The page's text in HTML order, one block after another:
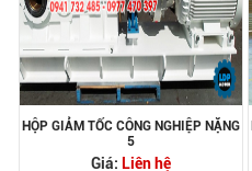
HỘP GIẢM TỐC CÔNG NGHIỆP NẶNG
5
Giá: Liên hệ